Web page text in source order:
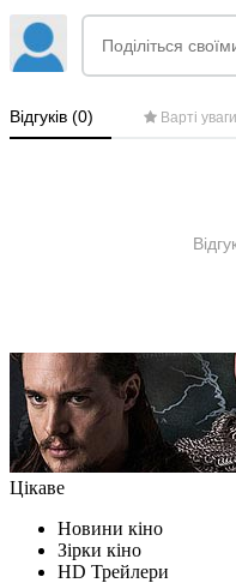
Цікаве
Новини кіно
Зірки кіно
HD Трейлери